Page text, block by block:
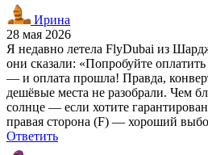
Ирина
28 мая 2026
Я недавно летела FlyDubai из
они сказали: «Попробуйте
— и оплата прошла! Правда,
дешёвые места не разобрали. Чем
солнце — если хотите
правая сторона (F) — хороший
Ответить